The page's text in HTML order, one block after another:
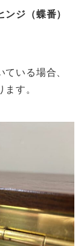
ンジ（蝶番）
いる場合、
す。